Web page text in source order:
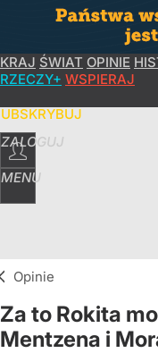
KRAJ ŚWIAT OPINIE
RZECZY+ WSPIERAJ
ZALOGUJ
MENU
Opinie
Za to Rokita
Mentzena i